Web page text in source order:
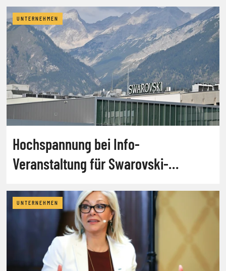
UNTERNEHMEN
Hochspannung bei Info-
Veranstaltung für Swarovski-
UNTERNEHMEN